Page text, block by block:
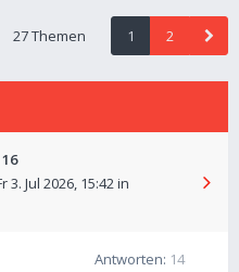
27 Themen 1 2
3. Jul 2026, 15:42in
Antworten: 14